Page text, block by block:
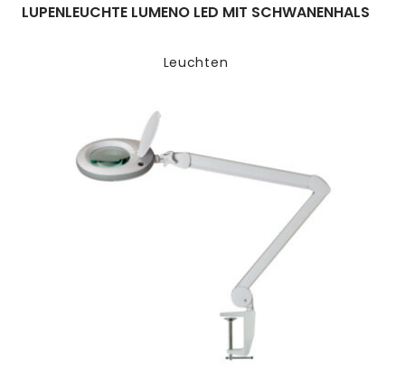
Leuchten
LUPENLEUCHTE LUMENO LED MIT SCHWANENHALS